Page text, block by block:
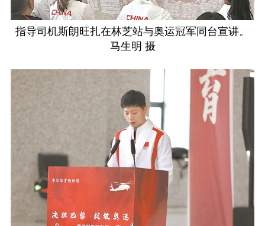
指导司机斯朗旺扎在林芝站与奥运冠军同台宣讲。
马生明 摄